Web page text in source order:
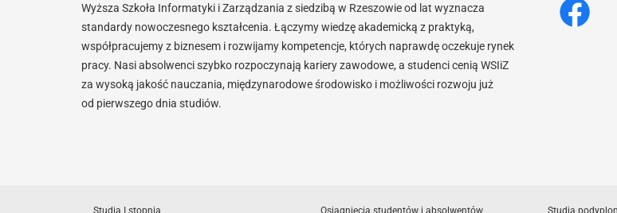
Wyższa Szkoła Informatyki i Zarządzania z siedzibą w Rzeszowie od lat wyznacza
standardy nowoczesnego kształcenia. Łączymy wiedzę akademicką z praktyką,
współpracujemy z biznesem i rozwijamy kompetencje, których naprawdę oczekuje rynek
pracy. Nasi absolwenci szybko rozpoczynają kariery zawodowe, a studenci cenią WSIiZ
za wysoką jakość nauczania, międzynarodowe środowisko i możliwości rozwoju już
od pierwszego dnia studiów.
Studia I stopnia Osiągnięcia studentów i absolwentów Studia